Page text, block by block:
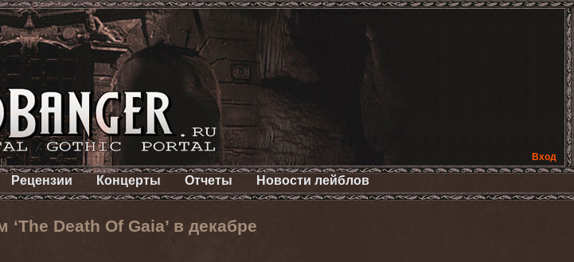
Вход
Рецензии Концерты Отчеты Новости лейблов
Death Of Gaia’ в декабре